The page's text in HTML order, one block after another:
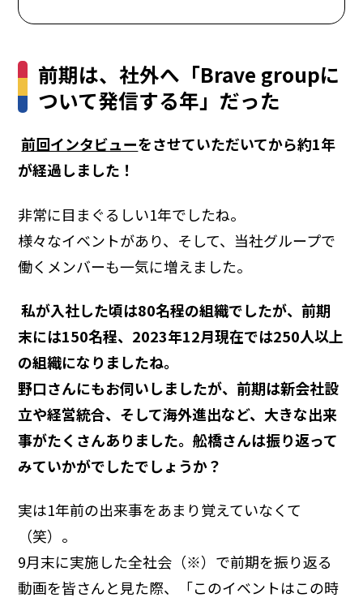
前期は、社外へ「Brave groupに
ついて発信する年」だった
――前回インタビューをさせていただいてから約1年
が経過しました！
非常に目まぐるしい1年でしたね。
様々なイベントがあり、そして、当社グループで
働くメンバーも一気に増えました。
―― 私が入社した頃は80名程の組織でしたが、前期
末には150名程、2023年12月現在では250人以上
の組織になりましたね。
野口さんにもお伺いしましたが、前期は新会社設
立や経営統合、そして海外進出など、大きな出来
事がたくさんありました。舩橋さんは振り返って
みていかがでしたでしょうか？
実は1年前の出来事をあまり覚えていなくて
（笑）。
9月末に実施した全社会（※）で前期を振り返る
動画を皆さんと見た際、「このイベントはこの時